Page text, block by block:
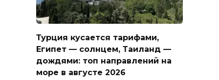
Турция кусается тарифами,
Египет — солнцем, Таиланд —
дождями: топ направлений на
море в августе 2026